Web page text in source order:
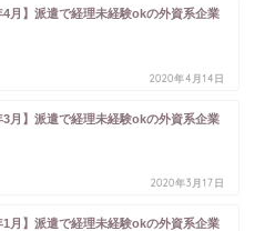
4月】派遣で経理未経験okの外資系企業
2020年4月14日
3月】派遣で経理未経験okの外資系企業
2020年3月17日
1月】派遣で経理未経験okの外資系企業